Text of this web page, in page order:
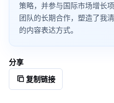
策略，并参与国际市场增长
团队的长期合作，塑造了我
的内容表达方式。
分享
复制链接